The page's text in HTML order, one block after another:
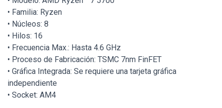
• Familia: Ryzen
• Núcleos: 8
• Hilos: 16
• Frecuencia Max.: Hasta 4.6 GHz
• Proceso de Fabricación: TSMC 7nm FinFET
• Gráfica Integrada: Se requiere una tarjeta gráfica
independiente
• Socket: AM4